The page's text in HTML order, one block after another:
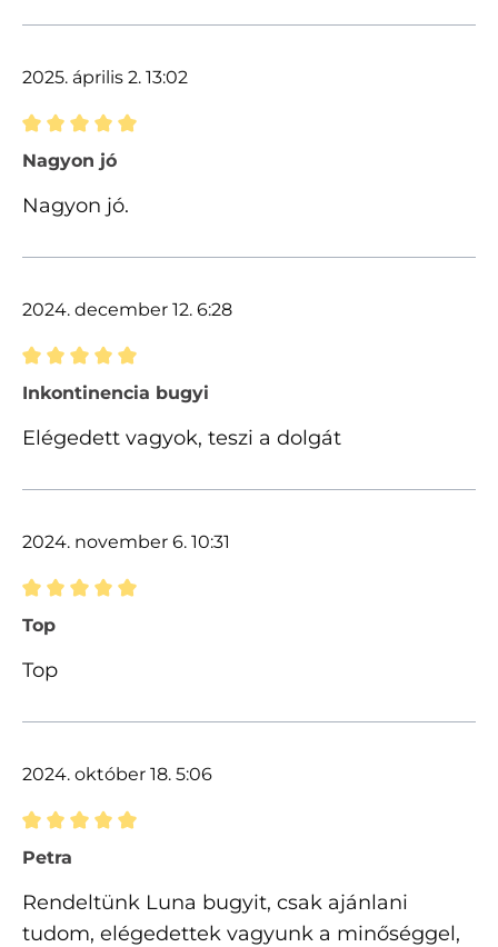
2025. április 2. 13:02
Értékelés 5 of 5 csillagok besorolásával
Nagyon jó
Nagyon jó.
2024. december 12. 6:28
Értékelés 5 of 5 csillagok besorolásával
Inkontinencia bugyi
Elégedett vagyok, teszi a dolgát
2024. november 6. 10:31
Értékelés 5 of 5 csillagok besorolásával
Top
Top
2024. október 18. 5:06
Értékelés 5 of 5 csillagok besorolásával
Petra
Rendeltünk Luna bugyit, csak ajánlani
tudom, elégedettek vagyunk a minőséggel,